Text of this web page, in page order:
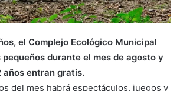
el Complejo Ecológico Municipal
pequeños durante el mes de agosto y
años entran gratis.
del mes habrá espectáculos, juegos y